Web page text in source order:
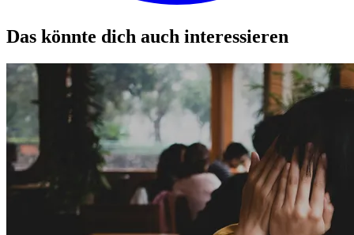
Das könnte dich auch interessieren